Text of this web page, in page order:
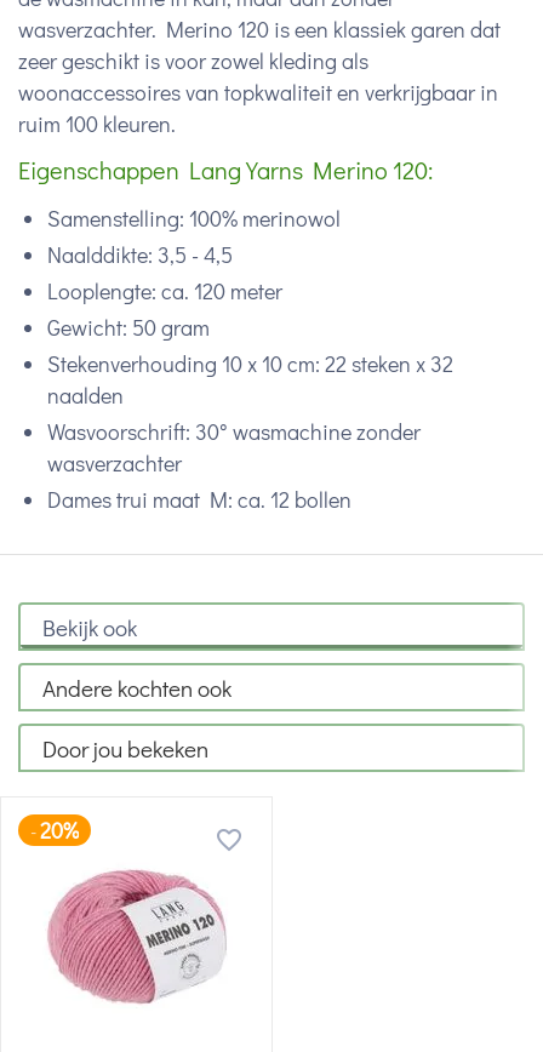
wasverzachter. Merino 120 is een klassiek garen dat
zeer geschikt is voor zowel kleding als
woonaccessoires van topkwaliteit en verkrijgbaar in
ruim 100 kleuren.
Eigenschappen Lang Yarns Merino 120:
Samenstelling: 100% merinowol
Naalddikte: 3,5 - 4,5
Looplengte: ca. 120 meter
Gewicht: 50 gram
Stekenverhouding 10 x 10 cm: 22 steken x 32
naalden
Wasvoorschrift: 30° wasmachine zonder
wasverzachter
Dames trui maat M: ca. 12 bollen
Bekijk ook
Andere kochten ook
Door jou bekeken
-20%